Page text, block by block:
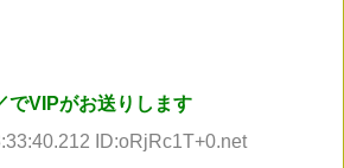
でVIPがお送りします
ID:oRjRc1T+0.net